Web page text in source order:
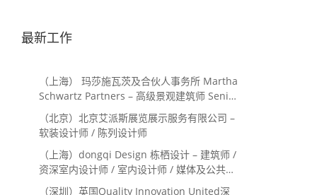
最新工作
（上海） 玛莎施瓦茨及合伙人事务所 Martha
Schwartz Partners – 高级景观建筑师 Senior
Landscape Designer / 景观建筑师
Landscape Designer
（北京）北京艾派斯展览展示服务有限公司 –
软装设计师 / 陈列设计师
（上海）dongqi Design 栋栖设计 – 建筑师 /
资深室内设计师 / 室内设计师 / 媒体及公共关
系主管 / 设计实习生（常年招聘）
（深圳）英国Quality Innovation United深